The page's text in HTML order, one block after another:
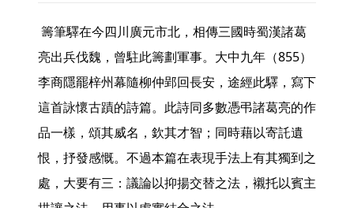
亮出兵伐魏，曾駐此籌劃軍事。大中九年（855）
李商隱罷梓州幕隨柳仲郢回長安，途經此驛，寫下
這首詠懷古蹟的詩篇。此詩同多數憑弔諸葛亮的作
品一樣，頌其威名，欽其才智；同時藉以寄託遺
恨，抒發感慨。不過本篇在表現手法上有其獨到之
處，大要有三：議論以抑揚交替之法，襯托以賓主